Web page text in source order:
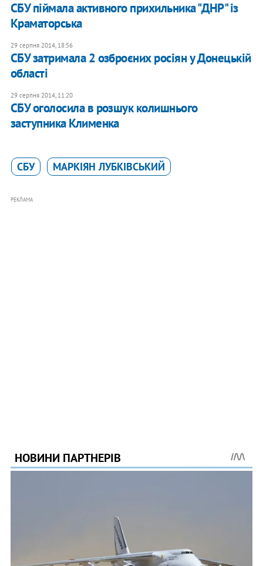
СБУ піймала активного прихильника "ДНР" із
Краматорська
29 серпня 2014, 18:56
СБУ затримала 2 озброєних росіян у Донецькій
області
29 серпня 2014, 11:20
СБУ оголосила в розшук колишнього
заступника Клименка
СБУ МАРКІЯН ЛУБКІВСЬКИЙ
РЕКЛАМА